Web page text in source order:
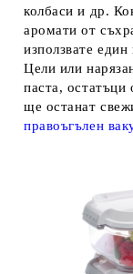
колбаси и др.
аромати от
използвате
Цели или
паста, остатъци
ще останат
правоъгълен